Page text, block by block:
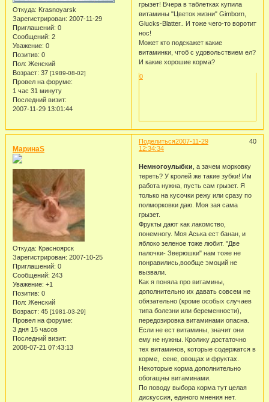
Откуда: Krasnoyarsk
Зарегистрирован: 2007-11-29
Приглашений: 0
Сообщений: 2
Уважение: 0
Позитив: 0
Пол: Женский
Возраст: 37 [1989-08-02]
Провел на форуме:
1 час 31 минуту
Последний визит:
2007-11-29 13:01:44
грызет! Вчера в таблетках купила
витамины "Цветок жизни" Gimborn,
Glucks-Blatter.. И тоже чего-то воротит
нос!
Может кто подскажет какие
витаминки, чтоб с удовольствием ел?
И какие хорошие корма?
0
Поделиться 40
2007-11-29
12:34:34
МаринаS
Откуда: Красноярск
Зарегистрирован: 2007-10-25
Приглашений: 0
Сообщений: 243
Уважение: +1
Позитив: 0
Пол: Женский
Возраст: 45 [1981-03-29]
Провел на форуме:
3 дня 15 часов
Последний визит:
2008-07-21 07:43:13
Немногоулыбки , а зачем морковку
тереть? У кролей же такие зубки! Им
работа нужна, пусть сам грызет. Я
только на кусочки режу или сразу по
полморковки даю. Моя зая сама
грызет.
Фрукты дают как лакомство,
понемногу. Моя Аська ест банан, и
яблоко зеленое тоже любит. "Две
палочки- Зверюшки" нам тоже не
понравились,вообще эмоций не
вызвали.
Как я поняла про витамины,
дополнительно их давать совсем не
обязательно (кроме особых случаев
типа болезни или беременности),
передозировка витаминами опасна.
Если не ест витамины, значит они
ему не нужны. Кролику достаточно
тех витаминов, которые содержатся в
корме, сене, овощах и фруктах.
Некоторые корма дополнительно
обогащны витаминами.
По поводу выбора корма тут целая
дискуссия, единого мнения нет.